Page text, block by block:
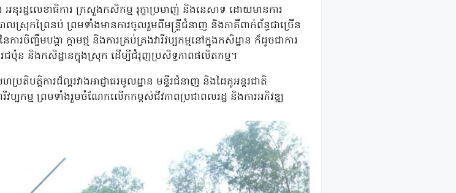
អនុរដ្ឋលេខាធិការ ក្រសួងកសិកម្ម រុក្ខាប្រមាញ់ និងនេសាទ ដោយមានការ
ស្រុកព្រៃនប់ ព្រមទាំងមានការចូលរួមពីមន្ត្រីជំនាញ និងភាគីពាក់ព័ន្ធជាច្រើន
ចឹមបង្គា ក្តាមថ្ម និងការគ្រប់គ្រងវារីវប្បកម្មនៅក្នុងកសិដ្ឋាន ក៏ដូចជាការ
ជប៉ុន និងកសិដ្ឋានក្នុងស្រុក ដើម្បីជំរុញប្រសិទ្ធភាពផលិតកម្ម។
បត្តិការដ៏ល្អរវាងអាជ្ញាធរមូលដ្ឋាន មន្ទីរជំនាញ និងដៃគូអន្តរជាតិ
ប្បកម្ម ព្រមទាំងរួមចំណែកលើកកម្ពស់ជីវភាពប្រជាពលរដ្ឋ និងការអភិវឌ្ឍ